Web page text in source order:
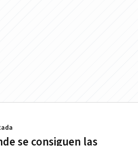
se consiguen las